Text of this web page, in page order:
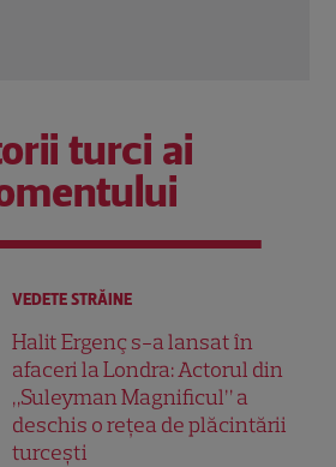
turci ai
VEDETE STRĂINE
Halit Ergenç s-a lansat în
afaceri la Londra: Actorul din
„Suleyman Magnificul” a
deschis o rețea de plăcintării
turcești